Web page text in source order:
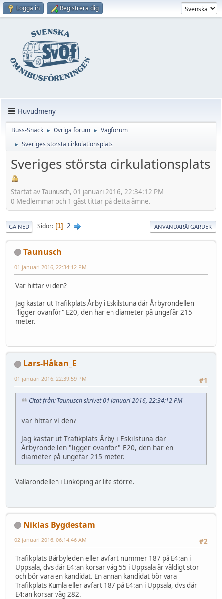
Logga in Registrera dig
Huvudmeny
Buss-Snack ► Övriga forum ► Vägforum
► Sveriges största cirkulationsplats
Sveriges största cirkulationsplats
Startat av Taunusch, 01 januari 2016, 22:34:12 PM
0 Medlemmar och 1 gäst tittar på detta ämne.
GÅ NED Sidor 1 2 ANVÄNDARÅTGÄRDER
Taunusch
01 januari 2016, 22:34:12 PM
Var hittar vi den?
Jag kastar ut Trafikplats Årby i Eskilstuna där Årbyrondellen
"ligger ovanför" E20, den har en diameter på ungefär 215
meter.
Lars-Håkan_E
#1
01 januari 2016, 22:39:59 PM
Citat från: Taunusch skrivet 01 januari 2016, 22:34:12 PM
Var hittar vi den?
Jag kastar ut Trafikplats Årby i Eskilstuna där
Årbyrondellen "ligger ovanför" E20, den har en
diameter på ungefär 215 meter.
Vallarondellen i Linköping är lite större.
Niklas Bygdestam
#2
02 januari 2016, 06:14:46 AM
Trafikplats Bärbyleden eller avfart nummer 187 på E4:an i
Uppsala, dvs där E4:an korsar väg 55 i Uppsala är väldigt stor
och bör vara en kandidat. En annan kandidat bör vara
Trafikplats Kumla eller avfart 187 på E4:an i Uppsala, dvs där
E4:an korsar väg 282.